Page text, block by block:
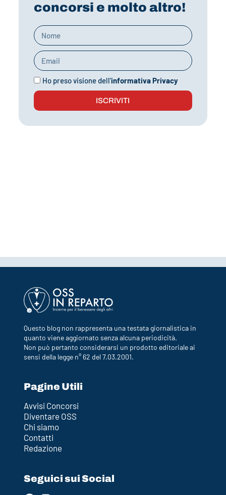
concorsi e molto altro!
Ho preso visione dell'informativa Privacy
ISCRIVITI
Questo blog non rappresenta una testata giornalistica in
quanto viene aggiornato senza alcuna periodicità.
Non può pertanto considerarsi un prodotto editoriale ai
sensi della legge n° 62 del 7.03.2001.
Pagine Utili
Avvisi Concorsi
Diventare OSS
Chi siamo
Contatti
Redazione
Seguici sui Social